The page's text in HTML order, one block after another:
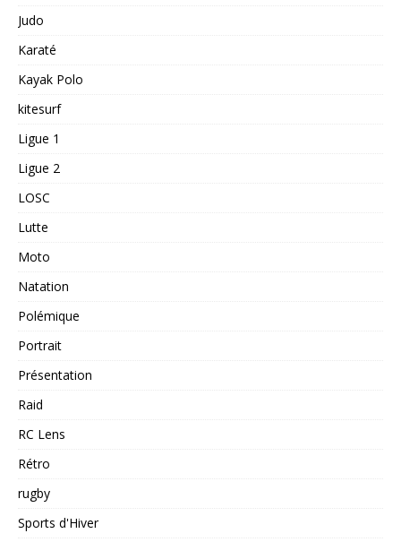
Judo
Karaté
Kayak Polo
kitesurf
Ligue 1
Ligue 2
LOSC
Lutte
Moto
Natation
Polémique
Portrait
Présentation
Raid
RC Lens
Rétro
rugby
Sports d'Hiver